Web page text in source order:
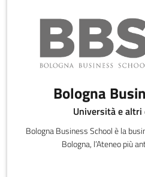
Bologna
Università e
Bologna Business School è la
Bologna, l’Ateneo più